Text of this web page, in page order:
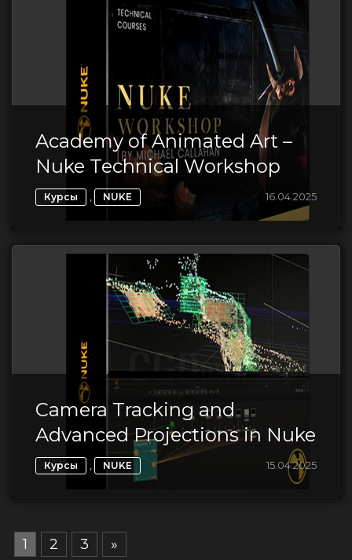
Academy of Animated Art –
Nuke Technical Workshop
Курсы , NUKE 16.04.2025
Camera Tracking and
Advanced Projections in Nuke
Курсы , NUKE 15.04.2025
1 2 3 »